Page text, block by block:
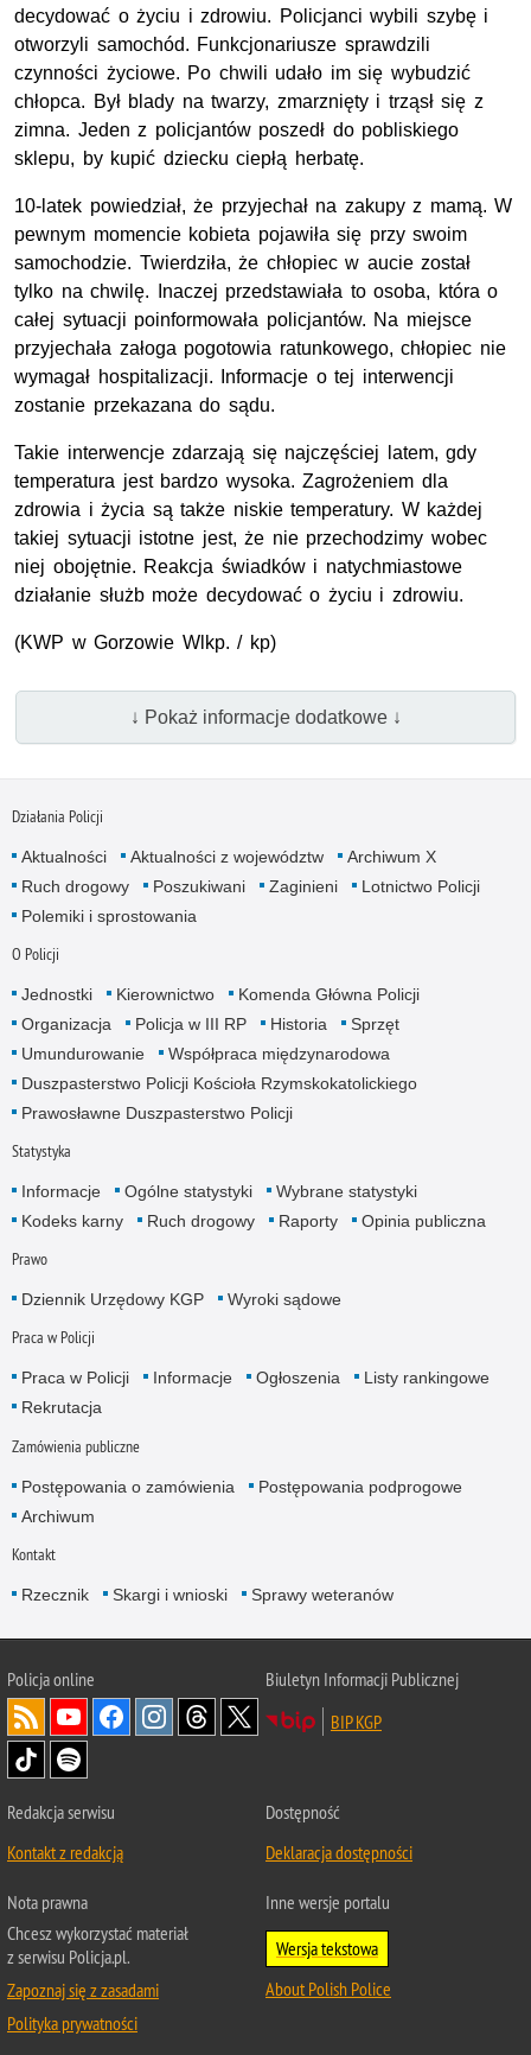
decydować o życiu i zdrowiu. Policjanci wybili szybę i
otworzyli samochód. Funkcjonariusze sprawdzili
czynności życiowe. Po chwili udało im się wybudzić
chłopca. Był blady na twarzy, zmarznięty i trząsł się z
zimna. Jeden z policjantów poszedł do pobliskiego
sklepu, by kupić dziecku ciepłą herbatę.
10-latek powiedział, że przyjechał na zakupy z mamą. W
pewnym momencie kobieta pojawiła się przy swoim
samochodzie. Twierdziła, że chłopiec w aucie został
tylko na chwilę. Inaczej przedstawiała to osoba, która o
całej sytuacji poinformowała policjantów. Na miejsce
przyjechała załoga pogotowia ratunkowego, chłopiec nie
wymagał hospitalizacji. Informacje o tej interwencji
zostanie przekazana do sądu.
Takie interwencje zdarzają się najczęściej latem, gdy
temperatura jest bardzo wysoka. Zagrożeniem dla
zdrowia i życia są także niskie temperatury. W każdej
takiej sytuacji istotne jest, że nie przechodzimy wobec
niej obojętnie. Reakcja świadków i natychmiastowe
działanie służb może decydować o życiu i zdrowiu.
(KWP w Gorzowie Wlkp. / kp)
↓ Pokaż informacje dodatkowe ↓
Działania Policji
Aktualności Aktualności z województw
Archiwum X
Ruch drogowy
Poszukiwani Zaginieni
Lotnictwo Policji
Polemiki i sprostowania
O Policji
Jednostki Kierownictwo
Komenda Główna Policji
Organizacja
Policja w III RP Historia
Sprzęt
Umundurowanie
Współpraca międzynarodowa
Duszpasterstwo Policji Kościoła Rzymskokatolickiego
Prawosławne Duszpasterstwo Policji
Statystyka
Informacje Ogólne statystyki
Wybrane statystyki
Kodeks karny
Ruch drogowy Raporty Opinia publiczna
Prawo
Dziennik Urzędowy KGP Wyroki sądowe
Praca w Policji
Praca w Policji Informacje Ogłoszenia
Listy rankingowe
Rekrutacja
Zamówienia publiczne
Postępowania o zamówienia
Postępowania podprogowe
Archiwum
Kontakt
Rzecznik Skargi i wnioski Sprawy weteranów
Policjaonline
Biuletyn Informacji Publicznej
BIP KGP
Redakcja serwisu
Kontakt z redakcją
Dostępność
Deklaracja dostępności
Nota prawna
Chcesz wykorzystać materiał
z serwisu Policja.pl.
Zapoznaj się z zasadami
Polityka prywatności
Inne wersje portalu
Wersja tekstowa
About Polish Police